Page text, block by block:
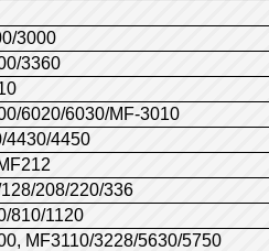
3000
3360
6020/6030/MF-3010
4430/4450
208/220/336
810/1120
MF3110/3228/5630/5750